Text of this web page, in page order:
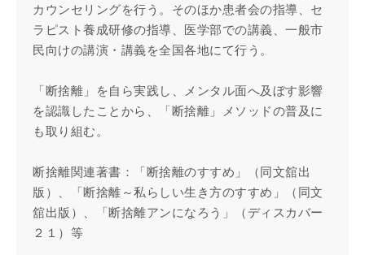
カウンセリングを行う。そのほか患者会の指導、セ
ラピスト養成研修の指導、医学部での講義、一般市
民向けの講演・講義を全国各地にて行う。
「断捨離」を自ら実践し、メンタル面へ及ぼす影響
を認識したことから、「断捨離」メソッドの普及に
も取り組む。
断捨離関連著書：「断捨離のすすめ」（同文舘出
版）、「断捨離～私らしい生き方のすすめ」（同文
舘出版）、「断捨離アンになろう」（ディスカバー
２１）等